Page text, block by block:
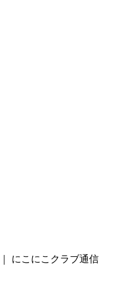
にこにこクラブ通信